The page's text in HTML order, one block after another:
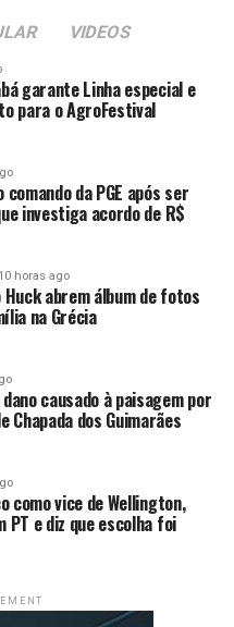
de Identificação Veicular
de estampagem
em 2024, o Detran
de Habilitação (CNH).
teóricas e 167.880
Também foram feitas
assinatura digital (CAV)
Ainda, foram 262.749
primeira habilitação
e 7.407 emissões de
do Detran pela
realizados. São
em nossas unidades
serviços na área de
nossa prioridade na
qualidade do nosso
maior conforto em
e aprimorar os
os nossos serviços”,
VIDEOS
garante Linha especial e
para o AgroFestival
da PGE após ser
investiga acordo de R$
10 horas ago
abrem álbum de fotos
na Grécia
causado à paisagem por
Chapada dos Guimarães
como vice de Wellington,
PT e diz que escolha foi